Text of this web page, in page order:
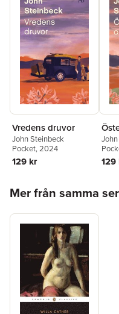
Vredens druvor
John Steinbeck
Pocket, 2024
129 kr 129
Mer från samma